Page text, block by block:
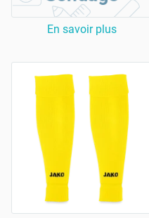
En savoir plus